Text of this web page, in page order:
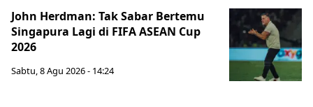
John Herdman: Tak Sabar Bertemu
Singapura Lagi di FIFA ASEAN Cup
2026
Sabtu, 8 Agu 2026 - 14:24